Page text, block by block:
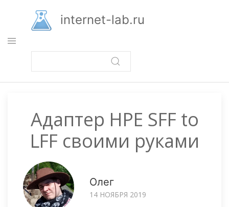
основному
содержанию
internet-lab.ru
Адаптер HPE SFF to
LFF своими руками
Олег
14 НОЯБРЯ 2019